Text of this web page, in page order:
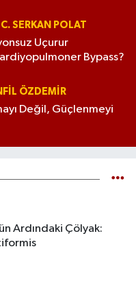
SERKAN POLAT
Uçurur
Bypass?
ÖZDEMİR
Değil, Güçlenmeyi
Ardındaki Çölyak: